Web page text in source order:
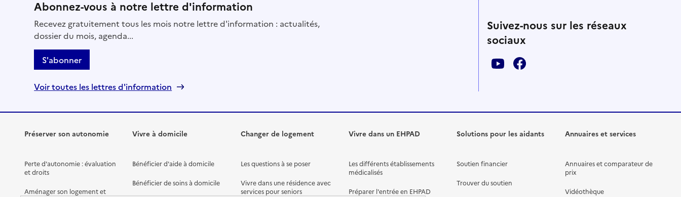
Abonnez-vous à notre lettre d'information
Recevez gratuitement tous les mois notre lettre d'information : actualités,
dossier du mois, agenda...
S'abonner
Voir toutes les lettres d'information
Suivez-nous sur les réseaux
sociaux
Préserver son autonomie
Perte d'autonomie : évaluation
et droits
Aménager son logement et
Vivre à domicile
Bénéficier d'aide à domicile
Bénéficier de soins à domicile
Changer de logement
Les questions à se poser
Vivre dans une résidence avec
services pour seniors
Vivre dans un EHPAD
Les différents établissements
médicalisés
Préparer l'entrée en EHPAD
Solutions pour les aidants
Soutien financier
Trouver du soutien
Annuaires et services
Annuaires et comparateur de
prix
Vidéothèque